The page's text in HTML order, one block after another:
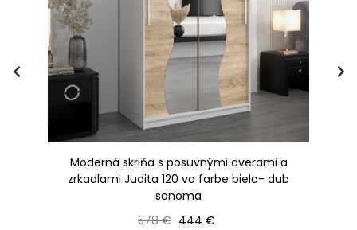
Moderná skriňa s posuvnými dverami a
zrkadlami Judita 120 vo farbe biela- dub
sonoma
Bežná cena
578 € Cena
444 €